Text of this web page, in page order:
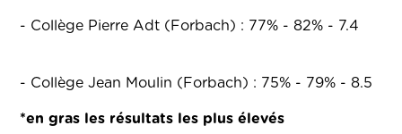
- Collège Pierre Adt (Forbach) : 77% - 82% - 7.4
- Collège Jean Moulin (Forbach) : 75% - 79% - 8.5
*en gras les résultats les plus élevés